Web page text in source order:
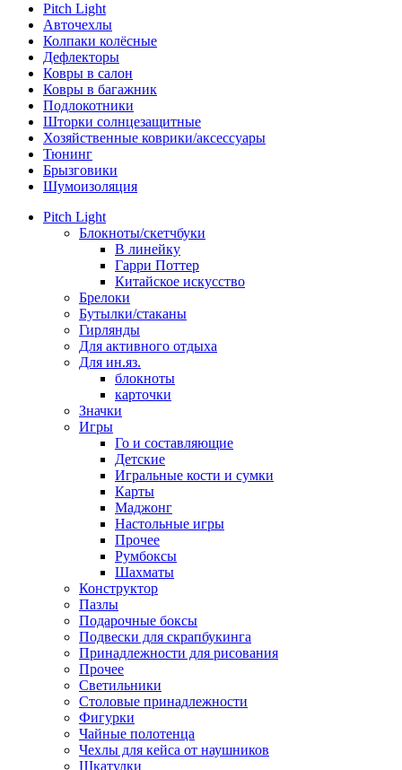
Pitch Light
Авточехлы
Колпаки колёсные
Дефлекторы
Ковры в салон
Ковры в багажник
Подлокотники
Шторки солнцезащитные
Хозяйственные коврики/аксессуары
Тюнинг
Брызговики
Шумоизоляция
Pitch Light
Блокноты/скетчбуки
В линейку
Гарри Поттер
Китайское искусство
Брелоки
Бутылки/стаканы
Гирлянды
Для активного отдыха
Для ин.яз.
блокноты
карточки
Значки
Игры
Го и составляющие
Детские
Игральные кости и сумки
Карты
Маджонг
Настольные игры
Прочее
Румбоксы
Шахматы
Конструктор
Пазлы
Подарочные боксы
Подвески для скрапбукинга
Принадлежности для рисования
Прочее
Светильники
Столовые принадлежности
Фигурки
Чайные полотенца
Чехлы для кейса от наушников
Шкатулки